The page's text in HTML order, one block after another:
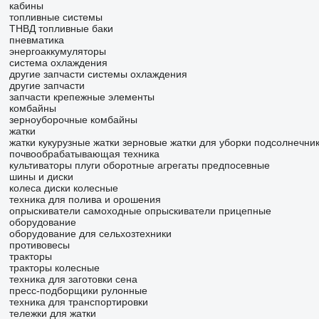
кабины
топливные системы
ТНВД топливные баки
пневматика
энергоаккумуляторы
система охлаждения
другие запчасти системы охлаждения
другие запчасти
запчасти крепежные элементы
комбайны
зерноуборочные комбайны
жатки
жатки кукурузные жатки зерновые жатки для уборки
почвообрабатывающая техника
культиваторы плуги оборотные агрегаты предпосевные
шины и диски
колеса диски колесные
техника для полива и орошения
опрыскиватели самоходные опрыскиватели прицепные
оборудование
оборудование для сельхозтехники
противовесы
тракторы
тракторы колесные
техника для заготовки сена
пресс-подборщики рулонные
техника для транспортировки
тележки для жатки